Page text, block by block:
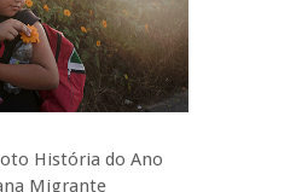
História do Ano
Migrante